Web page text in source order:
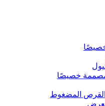
مصممة خصيصًا
المضغوط